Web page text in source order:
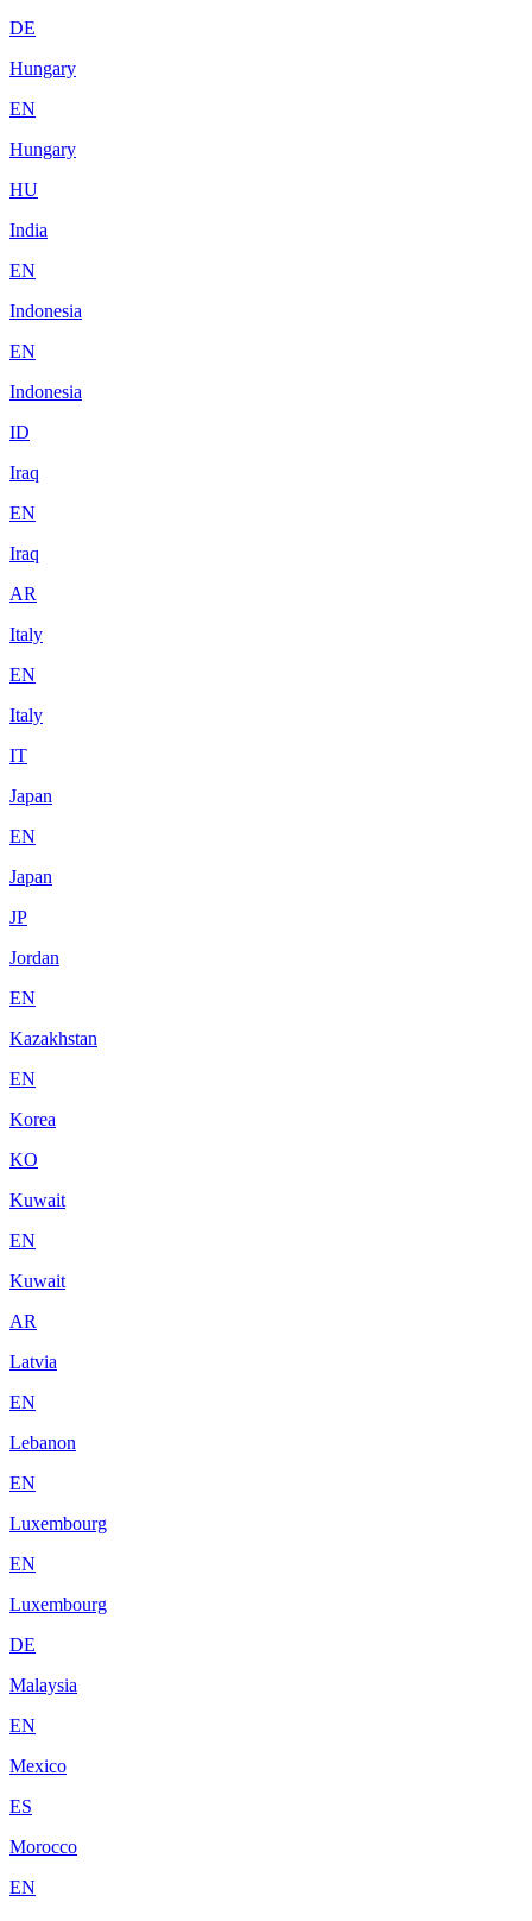
DE
Hungary
EN
Hungary
HU
India
EN
Indonesia
EN
Indonesia
ID
Iraq
EN
Iraq
AR
Italy
EN
Italy
IT
Japan
EN
Japan
JP
Jordan
EN
Kazakhstan
EN
Korea
KO
Kuwait
EN
Kuwait
AR
Latvia
EN
Lebanon
EN
Luxembourg
EN
Luxembourg
DE
Malaysia
EN
Mexico
ES
Morocco
EN